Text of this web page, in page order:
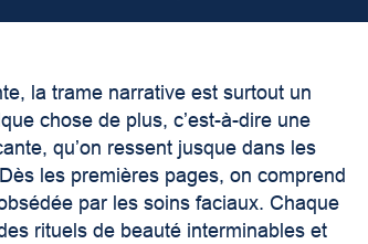
la trame narrative est surtout un
chose de plus, c’est-à-dire une
qu’on ressent jusque dans les
les premières pages, on comprend
par les soins faciaux. Chaque
rituels de beauté interminables et